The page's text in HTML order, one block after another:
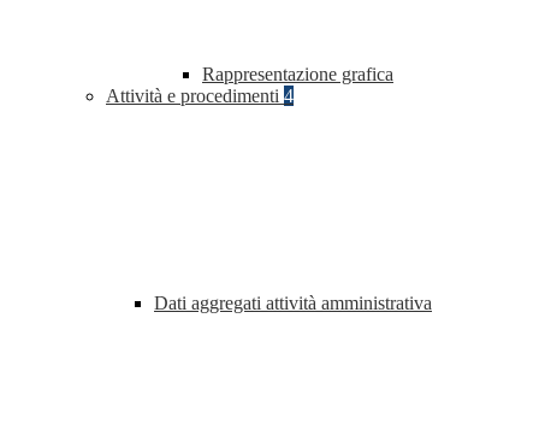
Rappresentazione grafica
Attività e procedimenti 4
Dati aggregati attività amministrativa